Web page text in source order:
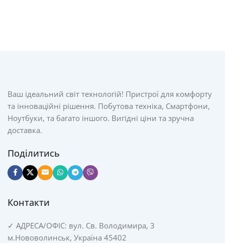
Ваш ідеальний світ технологій! Пристрої для комфорту
та інноваційні рішення. Побутова техніка, Смартфони,
Ноутбуки, та багато іншого. Вигідні ціни та зручна
доставка.
Поділитись
Контакти
✓ АДРЕСА/ОФІС: вул. Св. Володимира, 3
м.Нововолинськ, Україна 45402